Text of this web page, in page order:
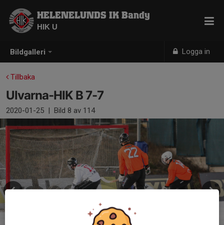
Bildgalleri Logga in
HELENELUNDS IK Bandy
HIK U
Tillbaka
Ulvarna-HIK B 7-7
2020-01-25 | Bild 8 av 114